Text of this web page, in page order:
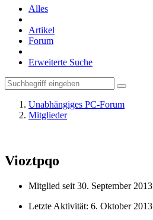
Alles
Artikel
Forum
Erweiterte Suche
Unabhängiges PC-Forum
Mitglieder
Vioztpqo
Mitglied seit 30. September 2013
Letzte Aktivität: 6. Oktober 2013